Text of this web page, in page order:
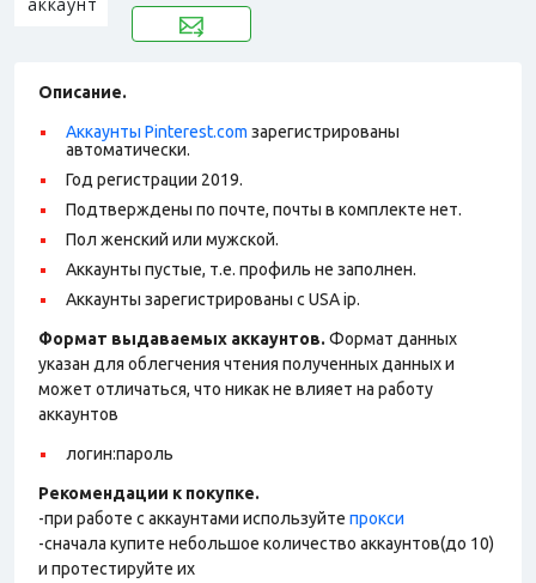
Описание.
Аккаунты Pinterest.com зарегистрированы
автоматически.
Год регистрации 2019.
Подтверждены по почте, почты в комплекте нет.
Пол женский или мужской.
Аккаунты пустые, т.е. профиль не заполнен.
Аккаунты зарегистрированы с USA ip.
Формат выдаваемых аккаунтов. Формат данных
указан для облегчения чтения полученных данных и
может отличаться, что никак не влияет на работу
аккаунтов
логин:пароль
Рекомендации к покупке.
-при работе с аккаунтами используйте прокси
-сначала купите небольшое количество аккаунтов(до 10)
и протестируйте их